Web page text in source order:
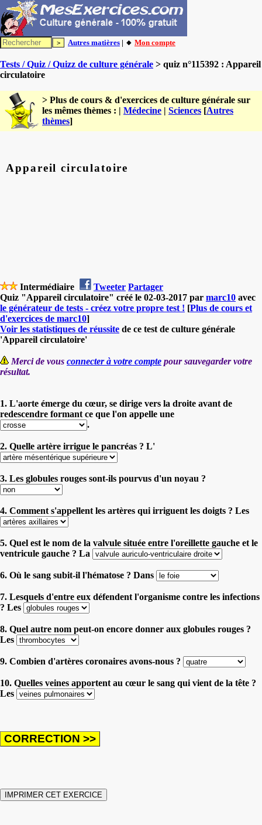
Autres matières | 🔸 Mon compte
Tests / Quiz / Quizz de culture générale > quiz n°115392 : Appareil
circulatoire
> Plus de cours & d'exercices de culture générale sur
les mêmes thèmes : | Médecine | Sciences [Autres
thèmes]
Appareil circulatoire
Intermédiaire Tweeter Partager
Quiz "Appareil circulatoire" créé le 02-03-2017 par marc10 avec
le générateur de tests - créez votre propre test ! [Plus de cours et
d'exercices de marc10]
Voir les statistiques de réussite de ce test de culture générale
'Appareil circulatoire'
Merci de vous connecter à votre compte pour sauvegarder votre
résultat.
1. L'aorte émerge du cœur, se dirige vers la droite avant de
redescendre formant ce que l'on appelle une
.
2. Quelle artère irrigue le pancréas ? L'
3. Les globules rouges sont-ils pourvus d'un noyau ?
4. Comment s'appellent les artères qui irriguent les doigts ? Les
5. Quel est le nom de la valvule située entre l'oreillette gauche et le
ventricule gauche ? La
6. Où le sang subit-il l'hématose ? Dans
7. Lesquels d'entre eux défendent l'organisme contre les infections
? Les
8. Quel autre nom peut-on encore donner aux globules rouges ?
Les
9. Combien d'artères coronaires avons-nous ?
10. Quelles veines apportent au cœur le sang qui vient de la tête ?
Les